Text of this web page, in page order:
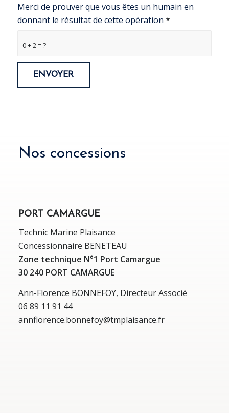
0 + 2 = ?
Merci de prouver que vous êtes un humain en
donnant le résultat de cette opération *
Nos concessions
PORT CAMARGUE
Technic Marine Plaisance
Concessionnaire BENETEAU
Zone technique N°1 Port Camargue
30 240 PORT CAMARGUE
Ann-Florence BONNEFOY, Directeur Associé
06 89 11 91 44
annflorence.bonnefoy@tmplaisance.fr